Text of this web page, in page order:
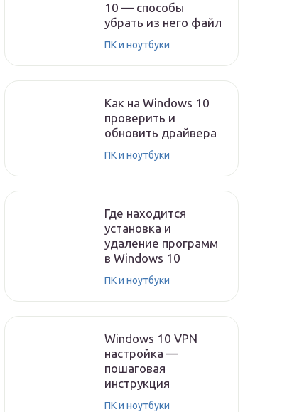
10 — способы
убрать из него файл
ПК и ноутбуки
Как на Windows 10
проверить и
обновить драйвера
ПК и ноутбуки
Где находится
установка и
удаление программ
в Windows 10
ПК и ноутбуки
Windows 10 VPN
настройка —
пошаговая
инструкция
ПК и ноутбуки